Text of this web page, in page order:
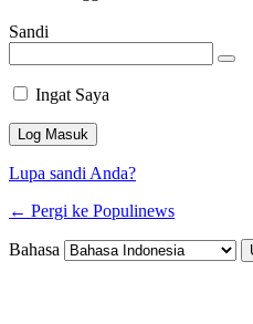
Sandi
Ingat Saya
Lupa sandi Anda?
← Pergi ke Populinews
Bahasa